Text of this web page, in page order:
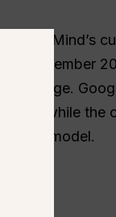
DeepMind’s
on November
Image.
while the
model.